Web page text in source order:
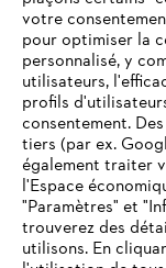
Questions
Service
Politique de
VOTRE
N'EST
votre
pour optimiser la
personnalisé, y
utilisateurs,
profils
consentement.
tiers (par ex.
également traiter
l'Espace
"Paramètres" et
trouverez des
utilisons. En